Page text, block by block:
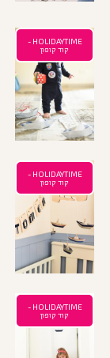
HOLIDAYTIME -
קוד קופון
HOLIDAYTIME -
קוד קופון
HOLIDAYTIME -
קוד קופון